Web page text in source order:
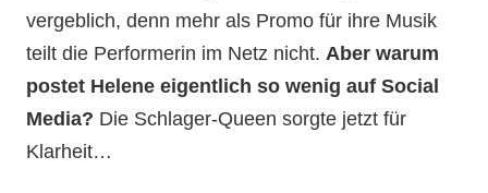
vergeblich, denn mehr als Promo für ihre Musik
teilt die Performerin im Netz nicht. Aber warum
postet Helene eigentlich so wenig auf Social
Media? Die Schlager-Queen sorgte jetzt für
Klarheit…